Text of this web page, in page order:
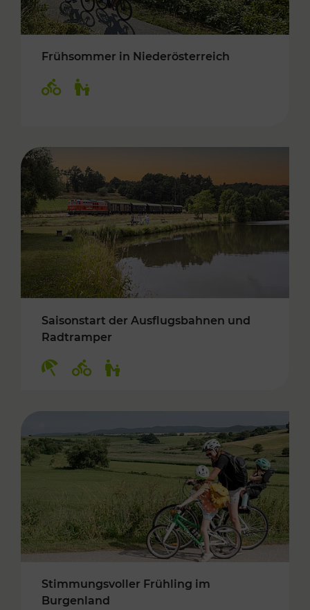
Frühsommer in Niederösterreich
Saisonstart der Ausflugsbahnen und
Radtramper
Stimmungsvoller Frühling im
Burgenland